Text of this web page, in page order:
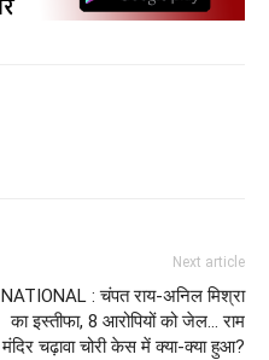
Next article
NATIONAL : चंपत राय-अनिल मिश्रा
का इस्तीफा, 8 आरोपियों को जेल… राम
मंदिर चढ़ावा चोरी केस में क्या-क्या हुआ?